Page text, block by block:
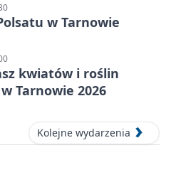
w Tarnowie
kwiatów i roślin
Tarnowie 2026
Kolejne wydarzenia